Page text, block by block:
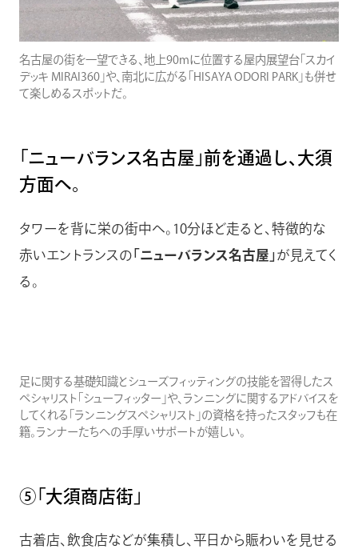
名古屋の街を一望できる、地上90mに位置する屋内展望台「スカイ
デッキ MIRAI360」や、南北に広がる「HISAYA ODORI PARK」も併せ
て楽しめるスポットだ。
「ニューバランス名古屋」前を通過し、大須
方面へ。
タワーを背に栄の街中へ。10分ほど走ると、特徴的な
赤いエントランスの「ニューバランス名古屋」 が見えてく
る。
足に関する基礎知識とシューズフィッティングの技能を習得したス
ペシャリスト「シューフィッター」や、ランニングに関するアドバイスを
してくれる「ランニングスペシャリスト」の資格を持ったスタッフも在
籍。ランナーたちへの手厚いサポートが嬉しい。
⑤「大須商店街」
古着店、飲食店などが集積し、平日から賑わいを見せる